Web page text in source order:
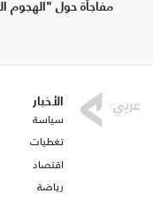
مفاجأة حول "الهجوم
الأخبار
سياسة
تغطيات
اقتصاد
رياضة